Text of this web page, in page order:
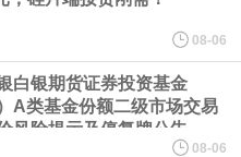
指数跌0.29%，英国富时100指数涨
0.03%，欧洲斯托克50指数跌0.15%，
08-06
白银期货证券投资基金
A类基金份额二级市场交易
风险提示及停复牌公告
08-06